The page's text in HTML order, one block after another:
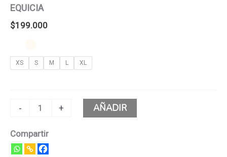
EQUICIA
$199.000
XS S M L XL
- + AÑADIR
Compartir